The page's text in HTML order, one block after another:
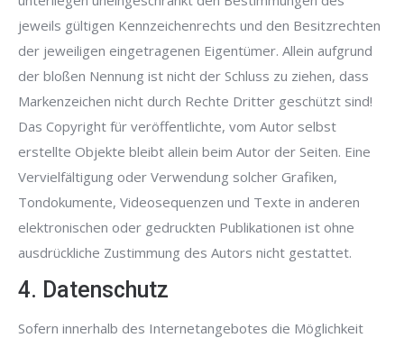
jeweils gültigen Kennzeichenrechts und den Besitzrechten
der jeweiligen eingetragenen Eigentümer. Allein aufgrund
der bloßen Nennung ist nicht der Schluss zu ziehen, dass
Markenzeichen nicht durch Rechte Dritter geschützt sind!
Das Copyright für veröffentlichte, vom Autor selbst
erstellte Objekte bleibt allein beim Autor der Seiten. Eine
Vervielfältigung oder Verwendung solcher Grafiken,
Tondokumente, Videosequenzen und Texte in anderen
elektronischen oder gedruckten Publikationen ist ohne
ausdrückliche Zustimmung des Autors nicht gestattet.
4. Datenschutz
Sofern innerhalb des Internetangebotes die Möglichkeit